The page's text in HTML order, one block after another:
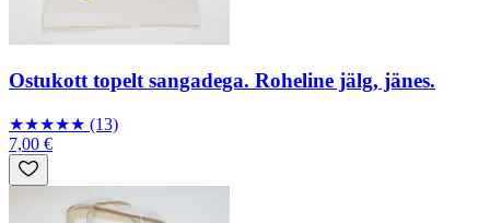
Ostukott topelt sangadega. Roheline jälg, jänes.
★★★★★ (13)
7,00 €